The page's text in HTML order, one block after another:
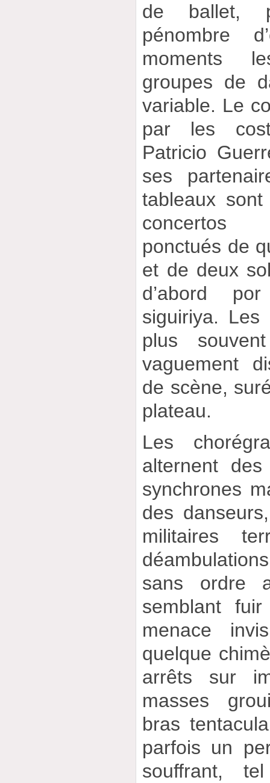
de ballet,
pénombre
moments
groupes de
variable. Le
par les
Patricio
ses
tableaux
concertos
ponctués de
et de deux
d’abord
siguiriya. Les
plus
vaguement
de scène,
plateau.
Les
alternent
synchrones
des
militaires
sans ordre
semblant
menace
quelque
arrêts sur
masses
bras
parfois un
souffrant,